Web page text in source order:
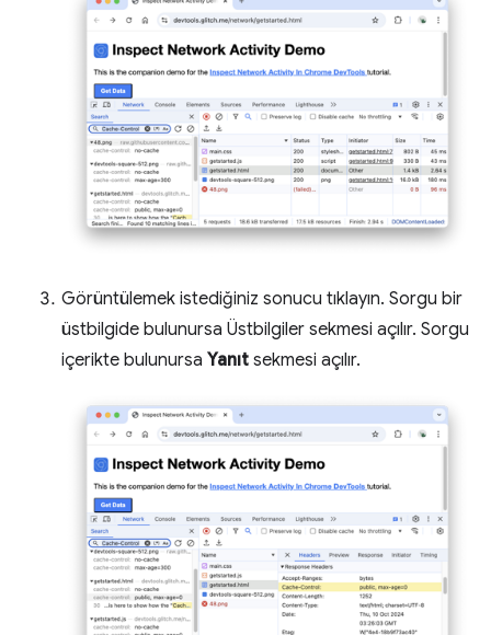
Görüntülemek istediğiniz sonucu tıklayın. Sorgu bir
üstbilgide bulunursa Üstbilgiler sekmesi açılır. Sorgu
içerikte bulunursa Yanıt sekmesi açılır.